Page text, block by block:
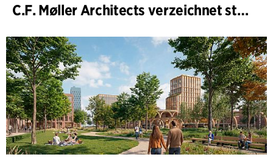
C.F. Møller Architects verzeichnet starkes Ergebnis im Geschäftsjahr 2025